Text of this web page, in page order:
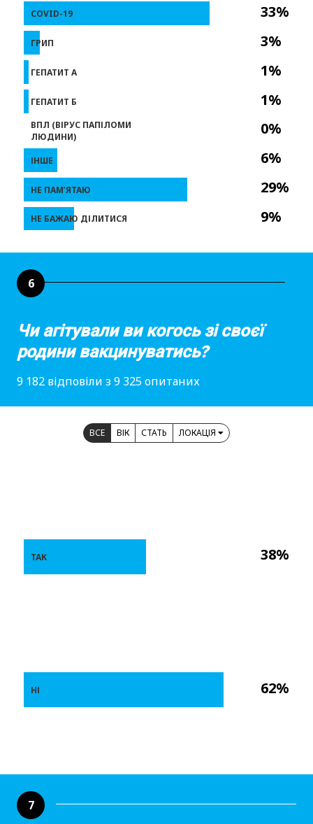
33%
3%
1%
1%
0%
6%
29%
9%
COVID-19
ГРИП
ГЕПАТИТ А
ГЕПАТИТ Б
ВПЛ (ВІРУС ПАПІЛОМИ
ЛЮДИНИ)
ІНШЕ
НЕ ПАМ’ЯТАЮ
НЕ БАЖАЮ ДІЛИТИСЯ
6
Чи агітували ви когось зі своєї
родини вакцинуватись?
9 182 відповіли з 9 325 опитаних
ВСЕ ВІК СТАТЬ ЛОКАЦІЯ
38%
62%
ТАК
НІ
7